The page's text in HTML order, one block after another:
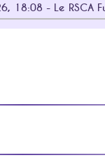
18:08 - Le RSCA